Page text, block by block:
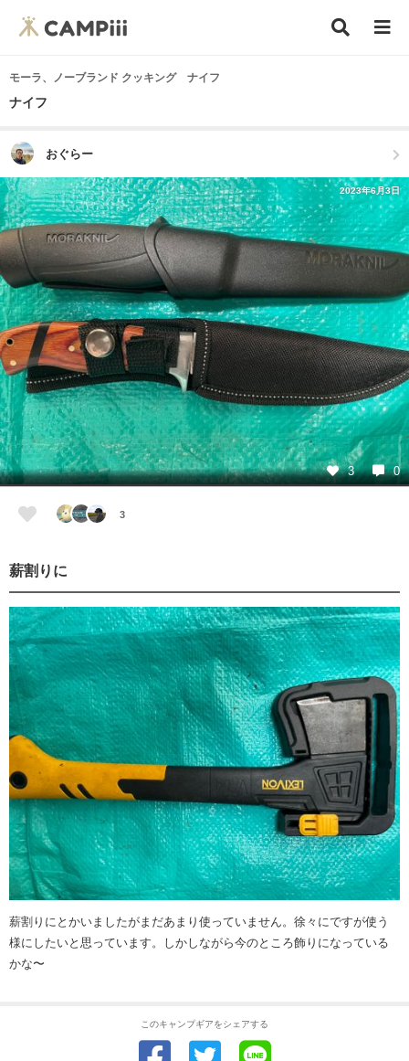
モーラ、ノーブランド クッキング ナイフ
ナイフ
おぐらー
2023年6月3日
3 0
3
薪割りに
薪割りにとかいましたがまだあまり使っていません。徐々にですが使う
様にしたいと思っています。しかしながら今のところ飾りになっている
かな〜
このキャンプギアをシェアする